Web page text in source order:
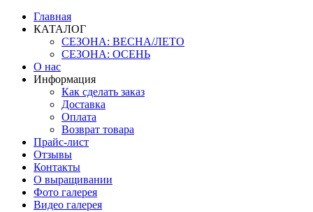
Главная
КАТАЛОГ
СЕЗОНА: ВЕСНА/ЛЕТО
СЕЗОНА: ОСЕНЬ
О нас
Информация
Как сделать заказ
Доставка
Оплата
Возврат товара
Прайс-лист
Отзывы
Контакты
О выращивании
Фото галерея
Видео галерея